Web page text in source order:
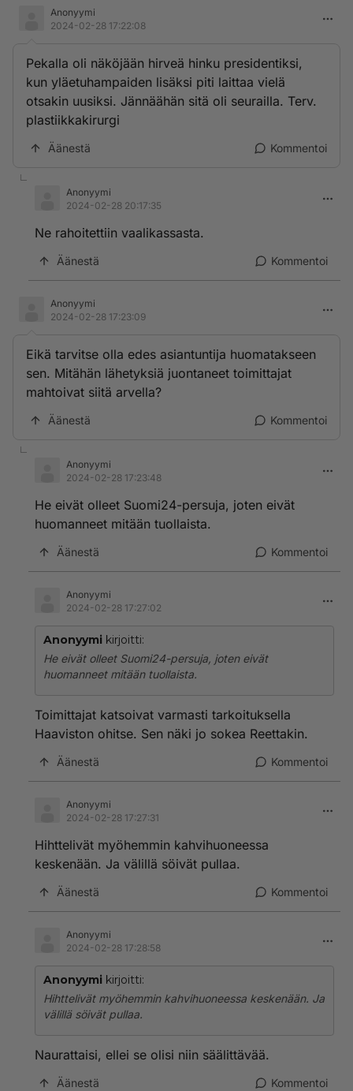
Anonyymi
2024-02-28 17:22:08
Pekalla oli näköjään hirveä hinku presidentiksi,
kun yläetuhampaiden lisäksi piti laittaa vielä
otsakin uusiksi. Jännäähän sitä oli seurailla. Terv.
plastiikkakirurgi
Äänestä Kommentoi
Anonyymi
2024-02-28 20:17:35
Ne rahoitettiin vaalikassasta.
Äänestä Kommentoi
Anonyymi
2024-02-28 17:23:09
Eikä tarvitse olla edes asiantuntija huomatakseen
sen. Mitähän lähetyksiä juontaneet toimittajat
mahtoivat siitä arvella?
Äänestä Kommentoi
Anonyymi
2024-02-28 17:23:48
He eivät olleet Suomi24-persuja, joten eivät
huomanneet mitään tuollaista.
Äänestä Kommentoi
Anonyymi
2024-02-28 17:27:02
Anonyymi kirjoitti:
He eivät olleet Suomi24-persuja, joten eivät
huomanneet mitään tuollaista.
Toimittajat katsoivat varmasti tarkoituksella
Haaviston ohitse. Sen näki jo sokea Reettakin.
Äänestä Kommentoi
Anonyymi
2024-02-28 17:27:31
Hihttelivät myöhemmin kahvihuoneessa
keskenään. Ja välillä söivät pullaa.
Äänestä Kommentoi
Anonyymi
2024-02-28 17:28:58
Anonyymi kirjoitti:
Hihttelivät myöhemmin kahvihuoneessa keskenään. Ja
välillä söivät pullaa.
Naurattaisi, ellei se olisi niin säälittävää.
Äänestä Kommentoi